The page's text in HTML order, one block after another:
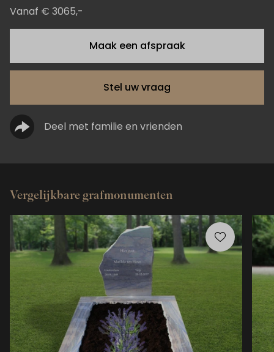
Vanaf € 3065,-
Maak een afspraak
Stel uw vraag
Deel met familie en vrienden
Vergelijkbare grafmonumenten